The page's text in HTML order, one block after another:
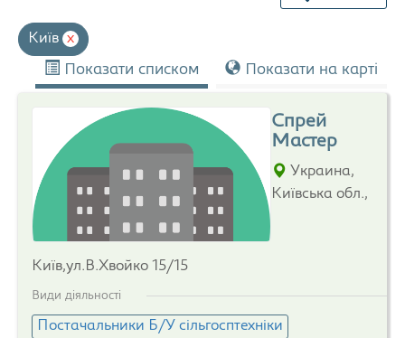
Київ x
Показати списком Показати на карті
Спрей
Мастер
Украина,
Київська обл.,
Київ,ул.В.Хвойко 15/15
Види діяльності
Постачальники Б/У сільгосптехніки